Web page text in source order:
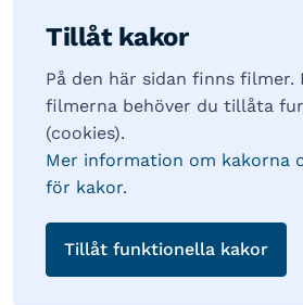
Tillåt kakor
På den här sidan finns filmer.
filmerna behöver du tillåta
(cookies).
Mer information om kakorna
för kakor.
Tillåt funktionella kakor